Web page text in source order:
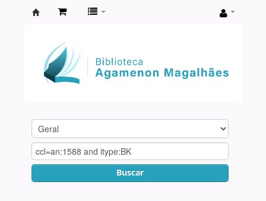
Agamenon
Magalhães
Buscar